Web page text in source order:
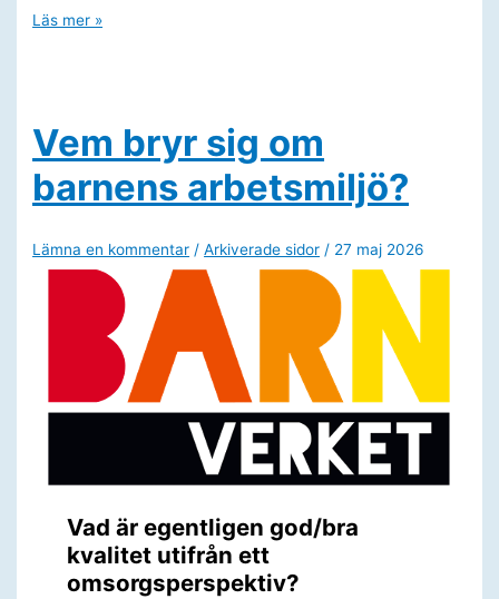
Vi
ställning
förskola
och
skola
Läs mer »
Vem bryr sig om
barnens arbetsmiljö?
Lämna en kommentar /Arkiverade sidor / 27 maj 2026
Vad är egentligen god/bra
kvalitet utifrån ett
omsorgsperspektiv?